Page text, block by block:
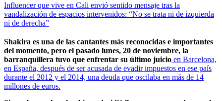
Influencer que vive en Cali envió sentido mensaje tras la
vandalización de espacios intervenidos: “No se trata ni de izquierda
ni de derecha”
Shakira es una de las cantantes más reconocidas e importantes
del momento, pero el pasado lunes, 20 de noviembre, la
barranquillera tuvo que enfrentar su último juicio en Barcelona,
en España, después de ser acusada de evadir impuestos en ese país
durante el 2012 y el 2014, una deuda que oscilaba en más de 14
millones de euros.